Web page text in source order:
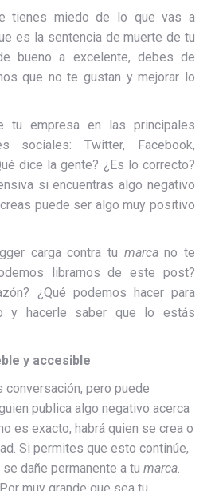
tienes miedo de lo que vas a
es la sentencia de muerte de tu
bueno a excelente, debes de
que no te gustan y mejorar lo
tu empresa en las principales
sociales: Twitter, Facebook,
dice la gente? ¿Es lo correcto?
si encuentras algo negativo
puede ser algo muy positivo
carga contra tu marcano te
librarnos de este post?
¿Qué podemos hacer para
y hacerle saber que lo estás
y accesible
conversación, pero puede
publica algo negativo acerca
es exacto, habrá quien se crea o
Si permites que esto continúe,
dañe permanente a tu marca.